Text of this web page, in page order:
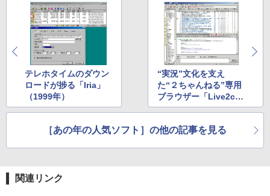
テレホタイムのダウン
ロードが捗る「Iria」
（1999年）
“実況”文化を支え
た“２ちゃんねる”専用
ブラウザー「Live2c
h」（2003年）
［あの年の人気ソフト］の他の記事を見る
関連リンク